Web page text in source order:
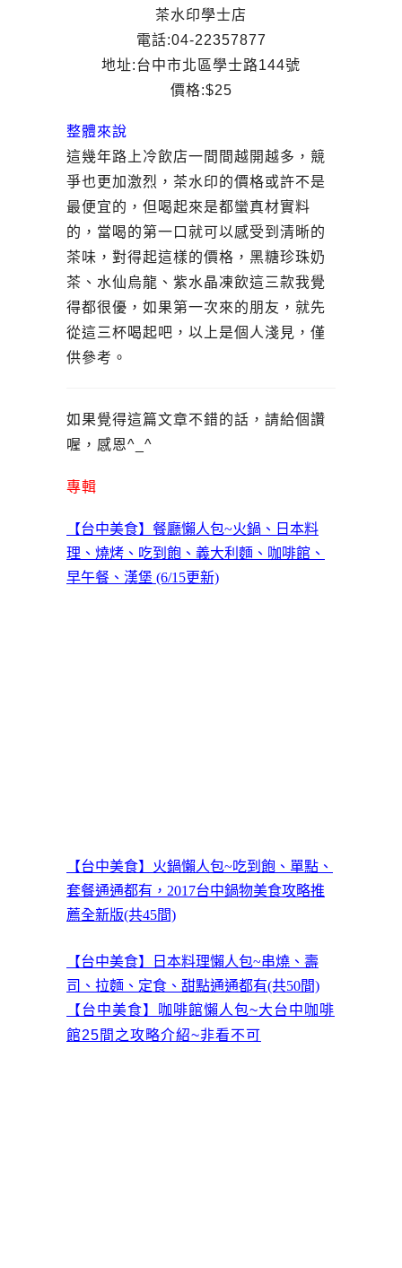
茶水印學士店
電話:04-22357877
地址:台中市北區學士路144號
價格:$25
整體來說
這幾年路上冷飲店一間間越開越多，競
爭也更加激烈，茶水印的價格或許不是
最便宜的，但喝起來是都蠻真材實料
的，當喝的第一口就可以感受到清晰的
茶味，對得起這樣的價格，黑糖珍珠奶
茶、水仙烏龍、紫水晶凍飲這三款我覺
得都很優，如果第一次來的朋友，就先
從這三杯喝起吧，以上是個人淺見，僅
供參考。
如果覺得這篇文章不錯的話，請給個讚
喔，感恩^_^
專輯
【台中美食】餐廳懶人包~火鍋、日本料
理、燒烤、吃到飽、義大利麵、咖啡館、
早午餐、漢堡 (6/15更新)
【台中美食】火鍋懶人包~吃到飽、單點、
套餐通通都有，2017台中鍋物美食攻略推
薦全新版(共45間)
【台中美食】日本料理懶人包~串燒、壽
司、拉麵、定食、甜點通通都有(共50間)
【台中美食】咖啡館懶人包~大台中咖啡
館25間之攻略介紹~非看不可